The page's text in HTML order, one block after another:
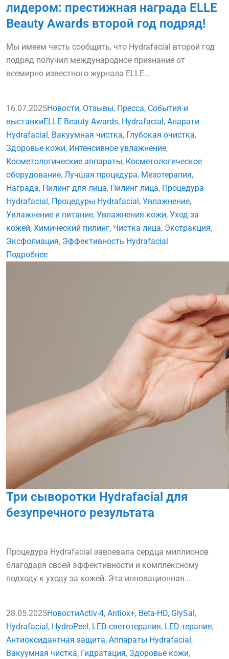
лидером: престижная награда ELLE
Beauty Awards второй год подряд!
Мы имеем честь сообщить, что Hydrafacial второй год
подряд получил международное признание от
всемирно известного журнала ELLE...
16.07.2025Новости, Отзывы, Пресса, События и
выставкиELLE Beauty Awards, Hydrafacial , Апарати
Hydrafacial , Вакуумная чистка, Глубокая очистка,
Здоровье кожи, Интенсивное увлажнение,
Косметологические аппараты, Косметологическое
оборудование, Лучшая процедура, Мезотерапия,
Награда, Пилинг для лица, Пилинг лица, Процедура
Hydrafacial , Процедуры Hydrafacial , Увлажнение,
Увлажнение и питание, Увлажнения кожи, Уход за
кожей, Химический пилинг, Чистка лица, Экстракция,
Эксфолиация, Эффективность Hydrafacial
Подробнее
Три сыворотки Hydrafacial для
безупречного результата
Процедура Hydrafacial завоевала сердца миллионов
благодаря своей эффективности и комплексному
подходу к уходу за кожей. Эта инновационная...
28.05.2025НовостиActiv-4, Antiox+, Beta-HD, GlySal ,
Hydrafacial , HydroPeel , LED-светотерапия, LED-терапия,
Антиоксидантная защита, Аппараты Hydrafacial ,
Вакуумная чистка, Гидратация, Здоровье кожи,